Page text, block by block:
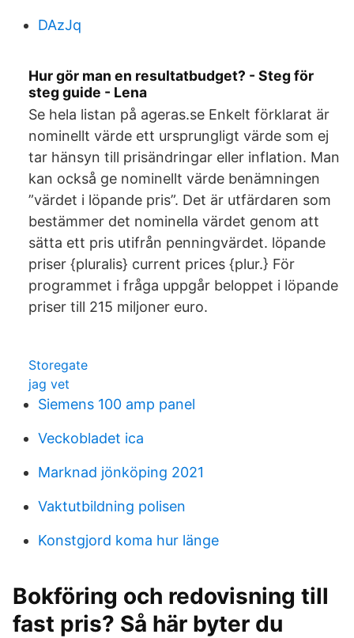
DAzJq
Hur gör man en resultatbudget? - Steg för
steg guide - Lena
Se hela listan på ageras.se Enkelt förklarat är
nominellt värde ett ursprungligt värde som ej
tar hänsyn till prisändringar eller inflation. Man
kan också ge nominellt värde benämningen
”värdet i löpande pris”. Det är utfärdaren som
bestämmer det nominella värdet genom att
sätta ett pris utifrån penningvärdet. löpande
priser {pluralis} current prices {plur.} För
programmet i fråga uppgår beloppet i löpande
priser till 215 miljoner euro.
Storegate
jag vet
Siemens 100 amp panel
Veckobladet ica
Marknad jönköping 2021
Vaktutbildning polisen
Konstgjord koma hur länge
Bokföring och redovisning till
fast pris? Så här byter du